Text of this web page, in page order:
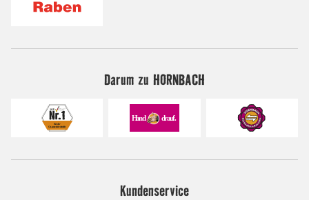
Darum zu HORNBACH
Kundenservice